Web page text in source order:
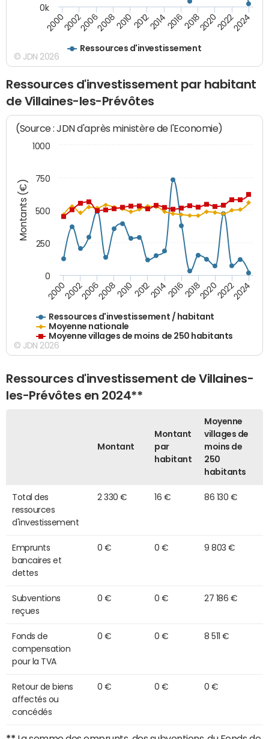
Ressources d'investissement
200020022006200820102012201420162018202020222024
0k
© JDN 2026
Ressources d'investissement par habitant
de Villaines-les-Prévôtes
Montants (€)
(Source : JDN d'après ministère de l'Economie)
Ressources d'investissement / habitant
Moyenne nationale
Moyenne villages de moins de 250 habitants
200020022006200820102012201420162018202020222024
0
250
500
750
1000
© JDN 2026
Ressources d'investissement de Villaines-
les-Prévôtes en 2024**
Montant
Montant
par
habitant
Moyenne
villages de
moins de
250
habitants
Total des
ressources
d'investissement
2 330 € 16 € 86 130 €
Emprunts
bancaires et
dettes
0 € 0 € 9 803 €
Subventions
reçues
0 € 0 € 27 186 €
Fonds de
compensation
pour la TVA
0 € 0 € 8 511 €
Retour de biens
affectés ou
concédés
0 € 0 € 0 €